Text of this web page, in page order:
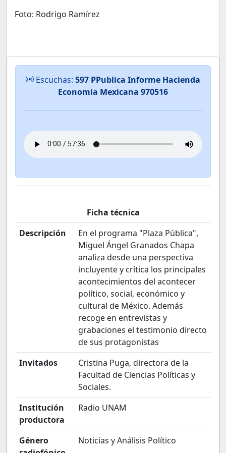
Foto: Rodrigo Ramírez
Escuchas: 597 PPublica Informe Hacienda
Economia Mexicana 970516
Ficha técnica
Descripción
En el programa "Plaza Pública",
Miguel Ángel Granados Chapa
analiza desde una perspectiva
incluyente y crítica los principales
acontecimientos del acontecer
político, social, económico y
cultural de México. Además
recoge en entrevistas y
grabaciones el testimonio directo
de sus protagonistas
Invitados
Cristina Puga, directora de la
Facultad de Ciencias Políticas y
Sociales.
Institución
productora
Radio UNAM
Género
Noticias y Análisis Político